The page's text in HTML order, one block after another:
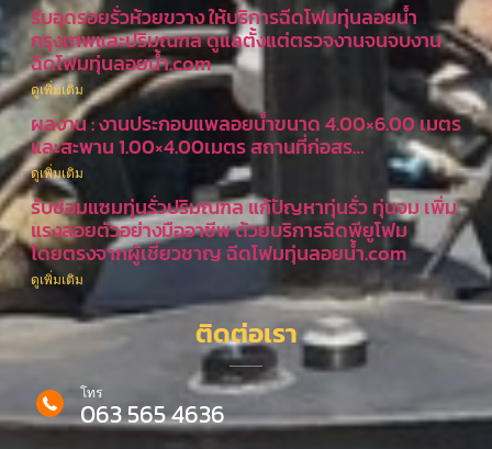
รับอุดรอยรั่วห้วยขวาง ให้บริการฉีดโฟมทุ่นลอยน้ำ
กรุงเทพและปริมณฑล ดูแลตั้งแต่ตรวจงานจนจบงาน
ฉีดโฟมทุ่นลอยน้ำ.com
ดูเพิ่มเติม
ผลงาน : งานประกอบแพลอยน้ำขนาด 4.00×6.00 เมตร
และสะพาน 1.00×4.00เมตร สถานที่ก่อสร…
ดูเพิ่มเติม
รับซ่อมแซมทุ่นรั่วปริมณฑล แก้ปัญหาทุ่นรั่ว ทุ่นจม เพิ่ม
แรงลอยตัวอย่างมืออาชีพ ด้วยบริการฉีดพียูโฟม
โดยตรงจากผู้เชี่ยวชาญ ฉีดโฟมทุ่นลอยน้ำ.com
ดูเพิ่มเติม
ติดต่อเรา
โทร
063 565 4636